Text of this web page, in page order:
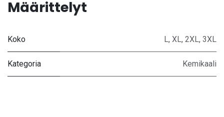
Määrittelyt
Koko L, XL, 2XL, 3XL
Kategoria Kemikaali